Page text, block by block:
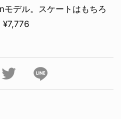
デル。スケートはもちろ
¥7,776